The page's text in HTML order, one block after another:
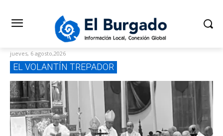
jueves, 6 agosto,2026
EL VOLANTÍN TREPADOR